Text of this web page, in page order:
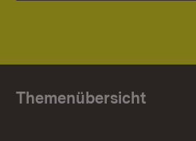
Themenübersicht